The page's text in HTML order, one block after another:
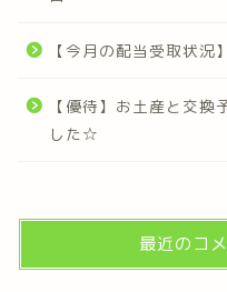
【今月の配当受取状
【優待】お土産と交換
した☆
最近のコ